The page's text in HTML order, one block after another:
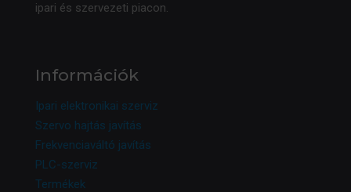
ipari és szervezeti piacon.
Információk
Ipari elektronikai szerviz
Szervo hajtás javítás
Frekvenciaváltó javítás
PLC-szerviz
Termékek